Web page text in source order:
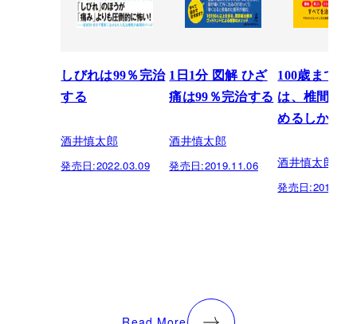
しびれは99％完治
する
酒井慎太郎
発売日:2022.03.09
1日1分 図解 ひざ
痛は99％完治する
酒井慎太郎
発売日:2019.11.06
100歳まで歩
は、椎間板
めるしかな
酒井慎太郎
発売日: